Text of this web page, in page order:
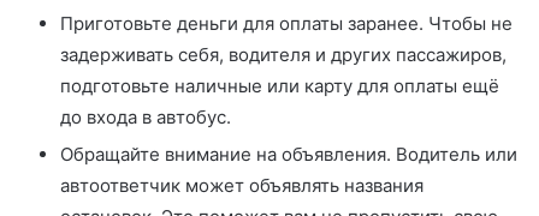
Приготовьте деньги для оплаты заранее. Чтобы не
задерживать себя, водителя и других пассажиров,
подготовьте наличные или карту для оплаты ещё
до входа в автобус.
Обращайте внимание на объявления. Водитель или
автоответчик может объявлять названия